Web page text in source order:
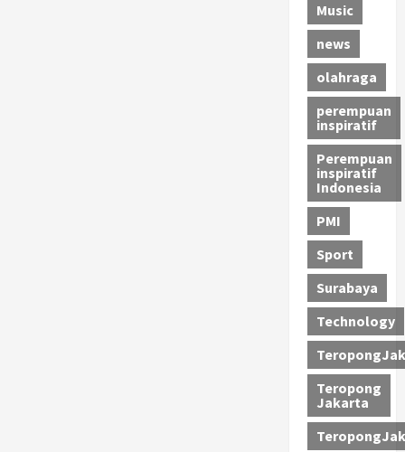
Music
news
olahraga
perempuan
inspiratif
Perempuan
inspiratif
Indonesia
PMI
Sport
Surabaya
Technology
Teropong
Jakarta